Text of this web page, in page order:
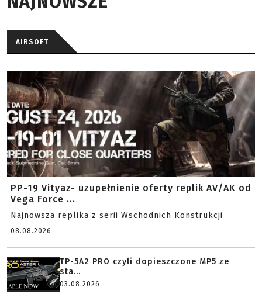
AIRSOFT
PP-19 Vityaz- uzupełnienie oferty replik AV/AK od
Vega Force ...
Najnowsza replika z serii Wschodnich Konstrukcji
08.08.2026
TP-5A2 PRO czyli dopieszczone MP5 ze
sta...
03.08.2026